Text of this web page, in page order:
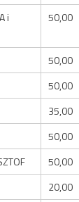
i
50,00
50,00
50,00
35,00
50,00
50,00
20,00